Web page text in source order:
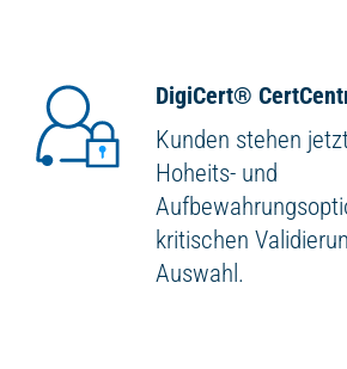
DigiCert®
Kunden stehen
Hoheits- und
kritischen
Auswahl.